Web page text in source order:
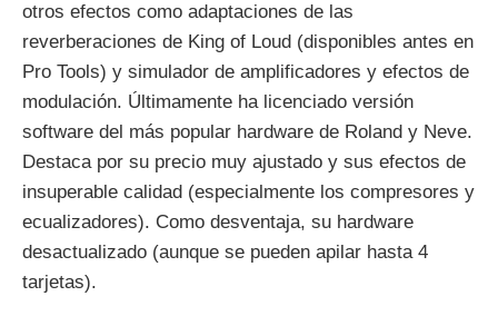
otros efectos como adaptaciones de las
reverberaciones de King of Loud (disponibles antes en
Pro Tools) y simulador de amplificadores y efectos de
modulación. Últimamente ha licenciado versión
software del más popular hardware de Roland y Neve.
Destaca por su precio muy ajustado y sus efectos de
insuperable calidad (especialmente los compresores y
ecualizadores). Como desventaja, su hardware
desactualizado (aunque se pueden apilar hasta 4
tarjetas).